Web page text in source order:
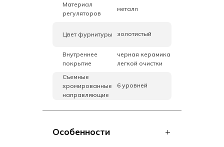
Материал
регуляторов
металл
Цвет фурнитуры золотистый
Внутреннее
покрытие
черная керамика
легкой очистки
Съемные
хромированные
направляющие
6 уровней
Особенности